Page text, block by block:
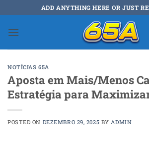
to
content
ADD ANYTHING HERE OR JUST
NOTÍCIAS 65A
Aposta em Mais/Menos
Estratégia para
POSTED ON DEZEMBRO 29, 2025 BY ADMIN